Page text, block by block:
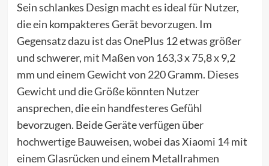
Sein schlankes Design macht es ideal für Nutzer,
die ein kompakteres Gerät bevorzugen. Im
Gegensatz dazu ist das OnePlus 12 etwas größer
und schwerer, mit Maßen von 163,3 x 75,8 x 9,2
mm und einem Gewicht von 220 Gramm. Dieses
Gewicht und die Größe könnten Nutzer
ansprechen, die ein handfesteres Gefühl
bevorzugen. Beide Geräte verfügen über
hochwertige Bauweisen, wobei das Xiaomi 14 mit
einem Glasrücken und einem Metallrahmen